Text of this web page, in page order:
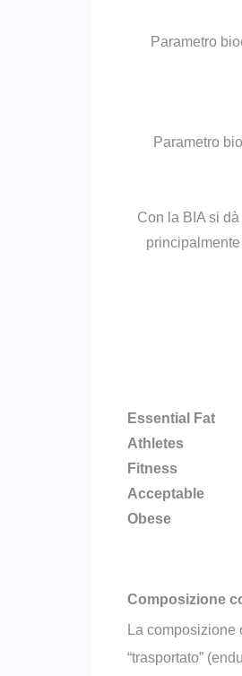
Parametro
Parametro
Con la BIA si
Essential Fat
Athletes
Fitness
Acceptable
Obese
Composizione
La composizione
“trasportato”